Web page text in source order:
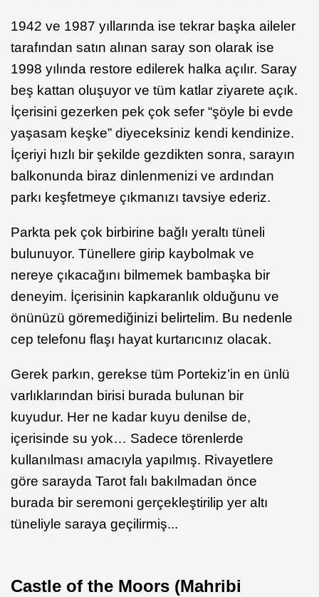
1942 ve 1987 yıllarında ise tekrar başka aileler
tarafından satın alınan saray son olarak ise
1998 yılında restore edilerek halka açılır. Saray
beş kattan oluşuyor ve tüm katlar ziyarete açık.
İçerisini gezerken pek çok sefer “şöyle bi evde
yaşasam keşke” diyeceksiniz kendi kendinize.
İçeriyi hızlı bir şekilde gezdikten sonra, sarayın
balkonunda biraz dinlenmenizi ve ardından
parkı keşfetmeye çıkmanızı tavsiye ederiz.
Parkta pek çok birbirine bağlı yeraltı tüneli
bulunuyor. Tünellere girip kaybolmak ve
nereye çıkacağını bilmemek bambaşka bir
deneyim. İçerisinin kapkaranlık olduğunu ve
önünüzü göremediğinizi belirtelim. Bu nedenle
cep telefonu flaşı hayat kurtarıcınız olacak.
Gerek parkın, gerekse tüm Portekiz’in en ünlü
varlıklarından birisi burada bulunan bir
kuyudur. Her ne kadar kuyu denilse de,
içerisinde su yok… Sadece törenlerde
kullanılması amacıyla yapılmış. Rivayetlere
göre sarayda Tarot falı bakılmadan önce
burada bir seremoni gerçekleştirilip yer altı
tüneliyle saraya geçilirmiş...
Castle of the Moors (Mahribi